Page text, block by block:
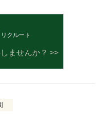
リクルート
ませんか？